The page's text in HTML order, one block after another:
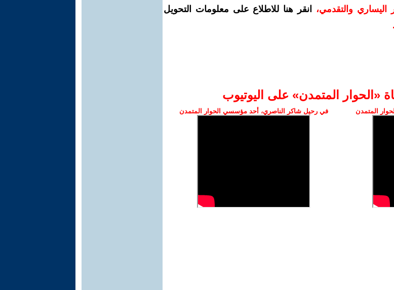
اليساري والتقدمي،
انقر هنا للاطلاع على معلومات التحويل
.
‫«الحوار المتمدن» على اليوتيوب
المتمدن في رحيل شاكر الناصري، أحد مؤسسي الحوار المتمدن